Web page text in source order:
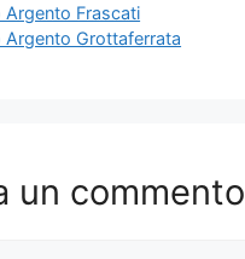
Argento Frascati
Argento Grottaferrata
un commento